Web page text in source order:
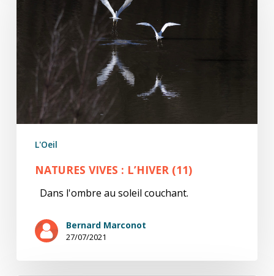
(11)
L'Oeil
NATURES VIVES : L’HIVER (11)
Dans l'ombre au soleil couchant.
Bernard Marconot
27/07/2021